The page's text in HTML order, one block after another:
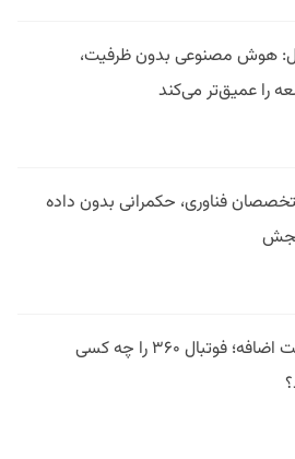
هوش مصنوعی بدون ظرفیت،
را عمیق‌تر می‌کند
فناوری، حکمرانی بدون داده
فیلتر در وقت اضافه؛ فوتبال ۳۶۰ را چه کسی